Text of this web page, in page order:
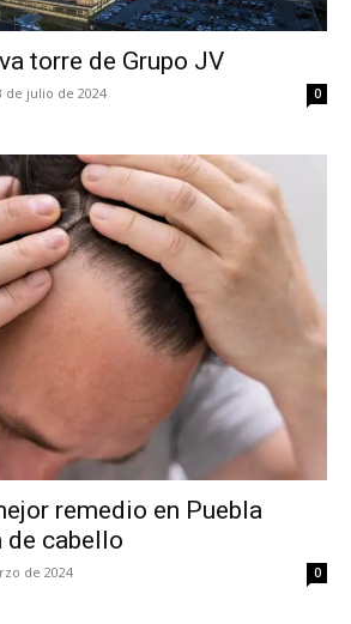
torre de Grupo JV
de julio de 2024 0
remedio en Puebla
de cabello
de 2024 0